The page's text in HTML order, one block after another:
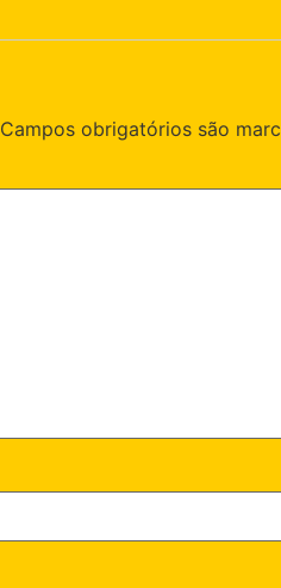
Campos obrigatórios são